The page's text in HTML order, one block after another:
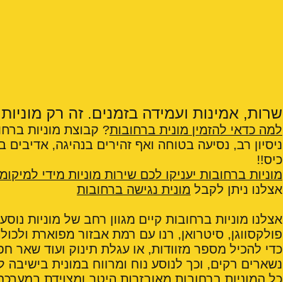
שרות, אמינות ועמידה בזמנים. זה רק
למה כדאי להזמין מונית ברחובות? קבוצת מוניות
ניסיון רב, נסיעה בטוחה ואף זהירים בנהיגה,
כיס!!
מוניות ברחובות יעניקו לכם שירות מוניות מידי
אצלנו ניתן לקבל מונית נגישה ברחובות
אצלנו מוניות ברחובות קיים מגוון רחב של מוניות
כדי להכיל מספר מזוודות, או עגלת תינוק ועוד שאר
נשארים רקים, וכך לנוסע נוח ומרווח במונית בישיבה
כל המוניות ברחובות מאובזרות היטב ומצוידת